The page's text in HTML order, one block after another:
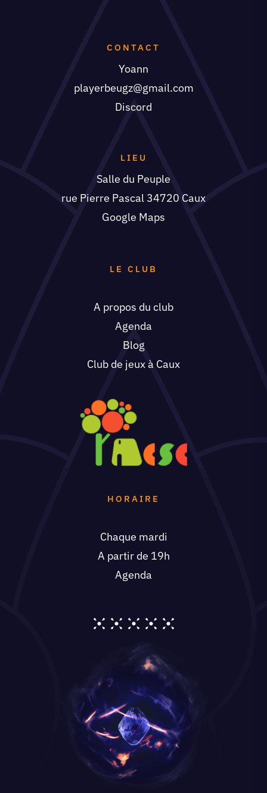
CONTACT
Yoann
playerbeugz@gmail.com
Discord
LIEU
Salle du Peuple
rue Pierre Pascal 34720 Caux
Google Maps
LE CLUB
A propos du club
Agenda
Blog
Club de jeux à Caux
HORAIRE
Chaque mardi
A partir de 19h
Agenda